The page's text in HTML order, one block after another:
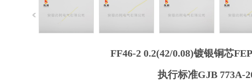
FF46-2 0.2(42/0.08)镀银铜芯
执行标准GJB 773A-